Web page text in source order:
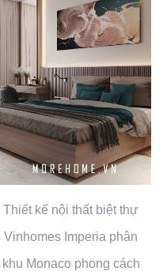
Thiết kế nội thất biệt thự
Vinhomes Imperia phân
khu Monaco phong cách